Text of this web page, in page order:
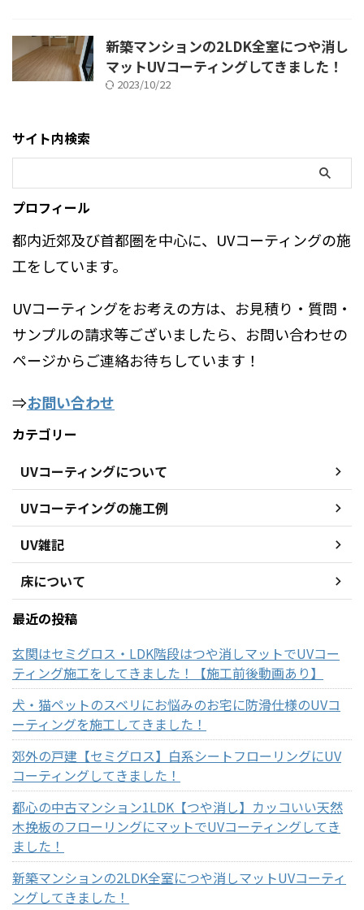
新築マンションの2LDK全室につや消し
マットUVコーティングしてきました！
2023/10/22
サイト内検索
プロフィール
都内近郊及び首都圏を中心に、UVコーティングの施
工をしています。
UVコーティングをお考えの方は、お見積り・質問・
サンプルの請求等ございましたら、お問い合わせの
ページからご連絡お待ちしています！
⇒お問い合わせ
カテゴリー
UVコーティングについて
UVコーテイングの施工例
UV雑記
床について
最近の投稿
玄関はセミグロス・LDK階段はつや消しマットでUVコー
ティング施工をしてきました！【施工前後動画あり】
犬・猫ペットのスベリにお悩みのお宅に防滑仕様のUVコ
ーティングを施工してきました！
郊外の戸建【セミグロス】白系シートフローリングにUV
コーティングしてきました！
都心の中古マンション1LDK【つや消し】カッコいい天然
木挽板のフローリングにマットでUVコーティングしてき
ました！
新築マンションの2LDK全室につや消しマットUVコーティ
ングしてきました！